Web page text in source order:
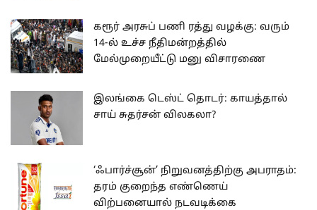
கரூர் அரசுப் பணி ரத்து வழக்கு: வரும்
14-ல் உச்ச நீதிமன்றத்தில்
மேல்முறையீட்டு மனு விசாரணை
இலங்கை டெஸ்ட் தொடர்: காயத்தால்
சாய் சுதர்சன் விலகலா?
‘ஃபார்ச்சூன்’ நிறுவனத்திற்கு அபராதம்:
தரம் குறைந்த எண்ணெய்
விற்பனையால் நடவடிக்கை